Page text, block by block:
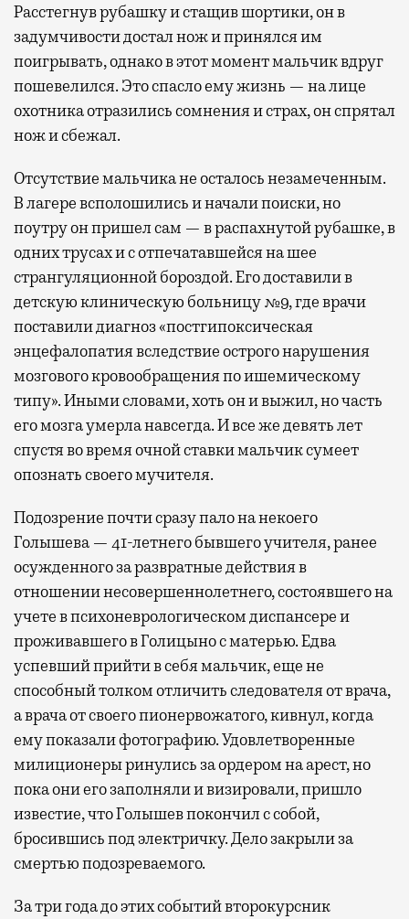
Расстегнув рубашку и стащив шортики, он в
задумчивости достал нож и принялся им
поигрывать, однако в этот момент мальчик вдруг
пошевелился. Это спасло ему жизнь — на лице
охотника отразились сомнения и страх, он спрятал
нож и сбежал.
Отсутствие мальчика не осталось незамеченным.
В лагере всполошились и начали поиски, но
поутру он пришел сам — в распахнутой рубашке, в
одних трусах и с отпечатавшейся на шее
странгуляционной бороздой. Его доставили в
детскую клиническую больницу №9, где врачи
поставили диагноз «постгипоксическая
энцефалопатия вследствие острого нарушения
мозгового кровообращения по ишемическому
типу». Иными словами, хоть он и выжил, но часть
его мозга умерла навсегда. И все же девять лет
спустя во время очной ставки мальчик сумеет
опознать своего мучителя.
Подозрение почти сразу пало на некоего
Голышева — 41-летнего бывшего учителя, ранее
осужденного за развратные действия в
отношении несовершеннолетнего, состоявшего на
учете в психоневрологическом диспансере и
проживавшего в Голицыно с матерью. Едва
успевший прийти в себя мальчик, еще не
способный толком отличить следователя от врача,
а врача от своего пионервожатого, кивнул, когда
ему показали фотографию. Удовлетворенные
милиционеры ринулись за ордером на арест, но
пока они его заполняли и визировали, пришло
известие, что Голышев покончил с собой,
бросившись под электричку. Дело закрыли за
смертью подозреваемого.
За три года до этих событий второкурсник